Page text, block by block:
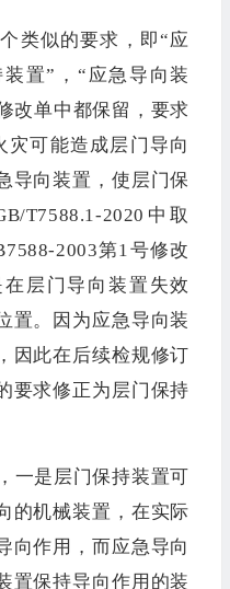
类似的要求，即“应
置”，“应急导向装
改单中都保留，要求
灾可能造成层门导向
导向装置，使层门保
T7588.1-2020中取
2003第1号修改
层门导向装置失效
置。因为应急导向装
因此在后续检规修订
要求修正为层门保持
一是层门保持装置可
的机械装置，在实际
向作用，而应急导向
置保持导向作用的装